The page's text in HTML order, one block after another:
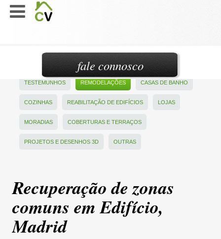
TESTEMUNHOS REMODELAÇÕES CASAS DE BANHO
COZINHAS REABILITAÇÃO DE EDIFÍCIOS LOJAS
MORADIAS COBERTURAS E TERRAÇOS
PROJETOS E DESENHOS 3D OUTRAS
Recuperação de zonas
comuns em Edifício,
Madrid
fale connosco